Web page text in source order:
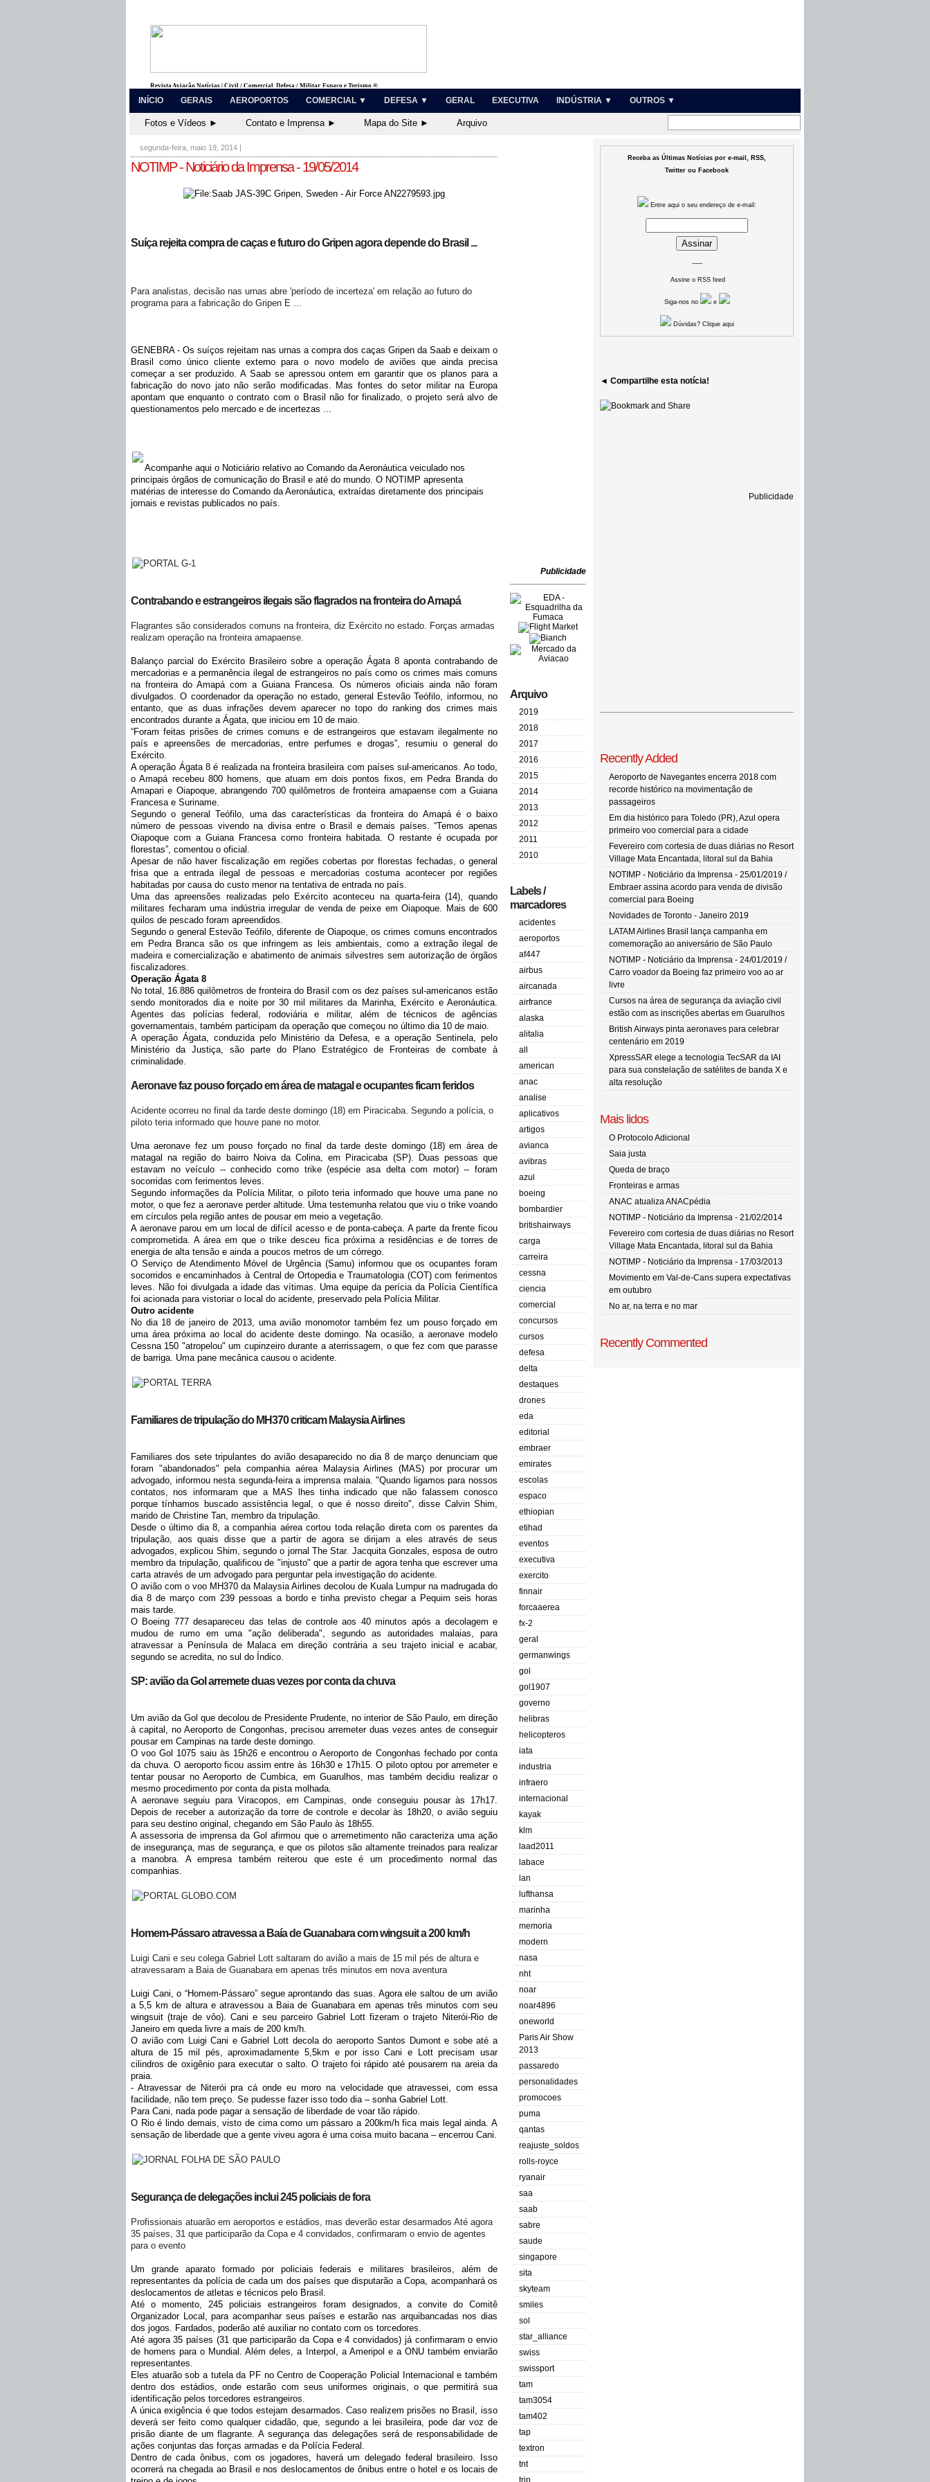
Revista Aviação Notícias | Civil / Comercial, Defesa / Militar, Espaço e Turismo ®
INÍCIO GERAIS AEROPORTOS COMERCIAL ▼ DEFESA ▼ GERAL EXECUTIVA INDÚSTRIA ▼ OUTROS ▼
Fotos e Vídeos ► Contato e Imprensa ► Mapa do Site ► Arquivo
segunda-feira, maio 19, 2014 |
NOTIMP - Noticiário da Imprensa - 19/05/2014
Suíça rejeita compra de caças e futuro do Gripen agora depende do Brasil ...
Para analistas, decisão nas urnas abre 'período de incerteza' em relação ao futuro do
programa para a fabricação do Gripen E ...
GENEBRA - Os suíços rejeitam nas urnas a compra dos caças Gripen da Saab e deixam o
Brasil como único cliente externo para o novo modelo de aviões que ainda precisa
começar a ser produzido. A Saab se apressou ontem em garantir que os planos para a
fabricação do novo jato não serão modificadas. Mas fontes do setor militar na Europa
apontam que enquanto o contrato com o Brasil não for finalizado, o projeto será alvo de
questionamentos pelo mercado e de incertezas ...
Acompanhe aqui o Noticiário relativo ao Comando da Aeronáutica veiculado nos
principais órgãos de comunicação do Brasil e até do mundo. O NOTIMP apresenta
matérias de interesse do Comando da Aeronáutica, extraídas diretamente dos principais
jornais e revistas publicados no país.
Contrabando e estrangeiros ilegais são flagrados na fronteira do Amapá
Flagrantes são considerados comuns na fronteira, diz Exército no estado. Forças armadas
realizam operação na fronteira amapaense.
Balanço parcial do Exército Brasileiro sobre a operação Ágata 8 aponta contrabando de
mercadorias e a permanência ilegal de estrangeiros no país como os crimes mais comuns
na fronteira do Amapá com a Guiana Francesa. Os números oficiais ainda não foram
divulgados. O coordenador da operação no estado, general Estevão Teófilo, informou, no
entanto, que as duas infrações devem aparecer no topo do ranking dos crimes mais
encontrados durante a Ágata, que iniciou em 10 de maio.
“Foram feitas prisões de crimes comuns e de estrangeiros que estavam ilegalmente no
país e apreensões de mercadorias, entre perfumes e drogas”, resumiu o general do
Exército.
A operação Ágata 8 é realizada na fronteira brasileira com países sul-americanos. Ao todo,
o Amapá recebeu 800 homens, que atuam em dois pontos fixos, em Pedra Branda do
Amapari e Oiapoque, abrangendo 700 quilômetros de fronteira amapaense com a Guiana
Francesa e Suriname.
Segundo o general Teófilo, uma das características da fronteira do Amapá é o baixo
número de pessoas vivendo na divisa entre o Brasil e demais países. “Temos apenas
Oiapoque com a Guiana Francesa como fronteira habitada. O restante é ocupada por
florestas”, comentou o oficial.
Apesar de não haver fiscalização em regiões cobertas por florestas fechadas, o general
frisa que a entrada ilegal de pessoas e mercadorias costuma acontecer por regiões
habitadas por causa do custo menor na tentativa de entrada no país.
Uma das apreensões realizadas pelo Exército aconteceu na quarta-feira (14), quando
militares fecharam uma indústria irregular de venda de peixe em Oiapoque. Mais de 600
quilos de pescado foram apreendidos.
Segundo o general Estevão Teófilo, diferente de Oiapoque, os crimes comuns encontrados
em Pedra Branca são os que infringem as leis ambientais, como a extração ilegal de
madeira e comercialização e abatimento de animais silvestres sem autorização de órgãos
fiscalizadores.
Operação Ágata 8
No total, 16.886 quilômetros de fronteira do Brasil com os dez países sul-americanos estão
sendo monitorados dia e noite por 30 mil militares da Marinha, Exército e Aeronáutica.
Agentes das polícias federal, rodoviária e militar, além de técnicos de agências
governamentais, também participam da operação que começou no último dia 10 de maio.
A operação Ágata, conduzida pelo Ministério da Defesa, e a operação Sentinela, pelo
Ministério da Justiça, são parte do Plano Estratégico de Fronteiras de combate à
criminalidade.
Aeronave faz pouso forçado em área de matagal e ocupantes ficam feridos
Acidente ocorreu no final da tarde deste domingo (18) em Piracicaba. Segundo a polícia, o
piloto teria informado que houve pane no motor.
Uma aeronave fez um pouso forçado no final da tarde deste domingo (18) em área de
matagal na região do bairro Noiva da Colina, em Piracicaba (SP). Duas pessoas que
estavam no veículo -- conhecido como trike (espécie asa delta com motor) -- foram
socorridas com ferimentos leves.
Segundo informações da Polícia Militar, o piloto teria informado que houve uma pane no
motor, o que fez a aeronave perder altitude. Uma testemunha relatou que viu o trike voando
em círculos pela região antes de pousar em meio a vegetação.
A aeronave parou em um local de difícil acesso e de ponta-cabeça. A parte da frente ficou
comprometida. A área em que o trike desceu fica próxima a residências e de torres de
energia de alta tensão e ainda a poucos metros de um córrego.
O Serviço de Atendimento Móvel de Urgência (Samu) informou que os ocupantes foram
socorridos e encaminhados à Central de Ortopedia e Traumatologia (COT) com ferimentos
leves. Não foi divulgada a idade das vítimas. Uma equipe da perícia da Polícia Científica
foi acionada para vistoriar o local do acidente, preservado pela Polícia Militar.
Outro acidente
No dia 18 de janeiro de 2013, uma avião monomotor também fez um pouso forçado em
uma área próxima ao local do acidente deste domingo. Na ocasião, a aeronave modelo
Cessna 150 "atropelou" um cupinzeiro durante a aterrissagem, o que fez com que parasse
de barriga. Uma pane mecânica causou o acidente.
Familiares de tripulação do MH370 criticam Malaysia Airlines
Familiares dos sete tripulantes do avião desaparecido no dia 8 de março denunciam que
foram "abandonados" pela companhia aérea Malaysia Airlines (MAS) por procurar um
advogado, informou nesta segunda-feira a imprensa malaia. "Quando ligamos para nossos
contatos, nos informaram que a MAS lhes tinha indicado que não falassem conosco
porque tínhamos buscado assistência legal, o que é nosso direito", disse Calvin Shim,
marido de Christine Tan, membro da tripulação.
Desde o último dia 8, a companhia aérea cortou toda relação direta com os parentes da
tripulação, aos quais disse que a partir de agora se dirijam a eles através de seus
advogados, explicou Shim, segundo o jornal The Star. Jacquita Gonzales, esposa de outro
membro da tripulação, qualificou de "injusto" que a partir de agora tenha que escrever uma
carta através de um advogado para perguntar pela investigação do acidente.
O avião com o voo MH370 da Malaysia Airlines decolou de Kuala Lumpur na madrugada do
dia 8 de março com 239 pessoas a bordo e tinha previsto chegar a Pequim seis horas
mais tarde.
O Boeing 777 desapareceu das telas de controle aos 40 minutos após a decolagem e
mudou de rumo em uma "ação deliberada", segundo as autoridades malaias, para
atravessar a Península de Malaca em direção contrária a seu trajeto inicial e acabar,
segundo se acredita, no sul do Índico.
SP: avião da Gol arremete duas vezes por conta da chuva
Um avião da Gol que decolou de Presidente Prudente, no interior de São Paulo, em direção
à capital, no Aeroporto de Congonhas, precisou arremeter duas vezes antes de conseguir
pousar em Campinas na tarde deste domingo.
O voo Gol 1075 saiu às 15h26 e encontrou o Aeroporto de Congonhas fechado por conta
da chuva. O aeroporto ficou assim entre às 16h30 e 17h15. O piloto optou por arremeter e
tentar pousar no Aeroporto de Cumbica, em Guarulhos, mas também decidiu realizar o
mesmo procedimento por conta da pista molhada.
A aeronave seguiu para Viracopos, em Campinas, onde conseguiu pousar às 17h17.
Depois de receber a autorização da torre de controle e decolar às 18h20, o avião seguiu
para seu destino original, chegando em São Paulo às 18h55.
A assessoria de imprensa da Gol afirmou que o arremetimento não caracteriza uma ação
de insegurança, mas de segurança, e que os pilotos são altamente treinados para realizar
a manobra. A empresa também reiterou que este é um procedimento normal das
companhias.
Homem-Pássaro atravessa a Baía de Guanabara com wingsuit a 200 km/h
Luigi Cani e seu colega Gabriel Lott saltaram do avião a mais de 15 mil pés de altura e
atravessaram a Baia de Guanabara em apenas três minutos em nova aventura
Luigi Cani, o “Homem-Pássaro” segue aprontando das suas. Agora ele saltou de um avião
a 5,5 km de altura e atravessou a Baia de Guanabara em apenas três minutos com seu
wingsuit (traje de vôo). Cani e seu parceiro Gabriel Lott fizeram o trajeto Niterói-Rio de
Janeiro em queda livre a mais de 200 km/h.
O avião com Luigi Cani e Gabriel Lott decola do aeroporto Santos Dumont e sobe até a
altura de 15 mil pés, aproximadamente 5,5km e por isso Cani e Lott precisam usar
cilindros de oxigênio para executar o salto. O trajeto foi rápido até pousarem na areia da
praia.
- Atravessar de Niterói pra cá onde eu moro na velocidade que atravessei, com essa
facilidade, não tem preço. Se pudesse fazer isso todo dia – sonha Gabriel Lott.
Para Cani, nada pode pagar a sensação de liberdade de voar tão rápido.
O Rio é lindo demais, visto de cima como um pássaro a 200km/h fica mais legal ainda. A
sensação de liberdade que a gente viveu agora é uma coisa muito bacana – encerrou Cani.
Segurança de delegações inclui 245 policiais de fora
Profissionais atuarão em aeroportos e estádios, mas deverão estar desarmados Até agora
35 países, 31 que participarão da Copa e 4 convidados, confirmaram o envio de agentes
para o evento
Um grande aparato formado por policiais federais e militares brasileiros, além de
representantes da polícia de cada um dos países que disputarão a Copa, acompanhará os
deslocamentos de atletas e técnicos pelo Brasil.
Até o momento, 245 policiais estrangeiros foram designados, a convite do Comitê
Organizador Local, para acompanhar seus países e estarão nas arquibancadas nos dias
dos jogos. Fardados, poderão até auxiliar no contato com os torcedores.
Até agora 35 países (31 que participarão da Copa e 4 convidados) já confirmaram o envio
de homens para o Mundial. Além deles, a Interpol, a Ameripol e a ONU também enviarão
representantes.
Eles atuarão sob a tutela da PF no Centro de Cooperação Policial Internacional e também
dentro dos estádios, onde estarão com seus uniformes originais, o que permitirá sua
identificação pelos torcedores estrangeiros.
A única exigência é que todos estejam desarmados. Caso realizem prisões no Brasil, isso
deverá ser feito como qualquer cidadão, que, segundo a lei brasileira, pode dar voz de
prisão diante de um flagrante. A segurança das delegações será de responsabilidade de
ações conjuntas das forças armadas e da Polícia Federal.
Dentro de cada ônibus, com os jogadores, haverá um delegado federal brasileiro. Isso
ocorrerá na chegada ao Brasil e nos deslocamentos de ônibus entre o hotel e os locais de
Publicidade
Arquivo
2019
2018
2017
2016
2015
2014
2013
2012
2011
2010
Labels /
marcadores
acidentes
aeroportos
af447
airbus
aircanada
airfrance
alaska
alitalia
all
american
anac
analise
aplicativos
artigos
avianca
avibras
azul
boeing
bombardier
britishairways
carga
carreira
cessna
ciencia
comercial
concursos
cursos
defesa
delta
destaques
drones
eda
editorial
embraer
emirates
escolas
espaco
ethiopian
etihad
eventos
executiva
exercito
finnair
forcaaerea
fx-2
geral
germanwings
gol
gol1907
governo
helibras
helicopteros
iata
industria
infraero
internacional
kayak
klm
laad2011
labace
lan
lufthansa
marinha
memoria
modern
nasa
nht
noar
noar4896
oneworld
Paris Air Show
2013
passaredo
personalidades
promocoes
puma
qantas
reajuste_soldos
rolls-royce
ryanair
saa
saab
sabre
saude
singapore
sita
skyteam
smiles
sol
star_alliance
swiss
swissport
tam
tam3054
tam402
tap
textron
tnt
trip
Receba as Últimas Notícias por e-mail, RSS,
Twitter ou Facebook
Entre aqui o seu endereço de e-mail:
Assine o RSS feed
Siga-nos no e
Dúvidas? Clique aqui
◄ Compartilhe esta notícia!
Publicidade
Recently Added
Aeroporto de Navegantes encerra 2018 com
recorde histórico na movimentação de
passageiros
Em dia histórico para Toledo (PR), Azul opera
primeiro voo comercial para a cidade
Fevereiro com cortesia de duas diárias no Resort
Village Mata Encantada, litoral sul da Bahia
NOTIMP - Noticiário da Imprensa - 25/01/2019 /
Embraer assina acordo para venda de divisão
comercial para Boeing
Novidades de Toronto - Janeiro 2019
LATAM Airlines Brasil lança campanha em
comemoração ao aniversário de São Paulo
NOTIMP - Noticiário da Imprensa - 24/01/2019 /
Carro voador da Boeing faz primeiro voo ao ar
livre
Cursos na área de segurança da aviação civil
estão com as inscrições abertas em Guarulhos
British Airways pinta aeronaves para celebrar
centenário em 2019
XpressSAR elege a tecnologia TecSAR da IAI
para sua constelação de satélites de banda X e
alta resolução
Mais lidos
O Protocolo Adicional
Saia justa
Queda de braço
Fronteiras e armas
ANAC atualiza ANACpédia
NOTIMP - Noticiário da Imprensa - 21/02/2014
Fevereiro com cortesia de duas diárias no Resort
Village Mata Encantada, litoral sul da Bahia
NOTIMP - Noticiário da Imprensa - 17/03/2013
Movimento em Val-de-Cans supera expectativas
em outubro
No ar, na terra e no mar
Recently Commented